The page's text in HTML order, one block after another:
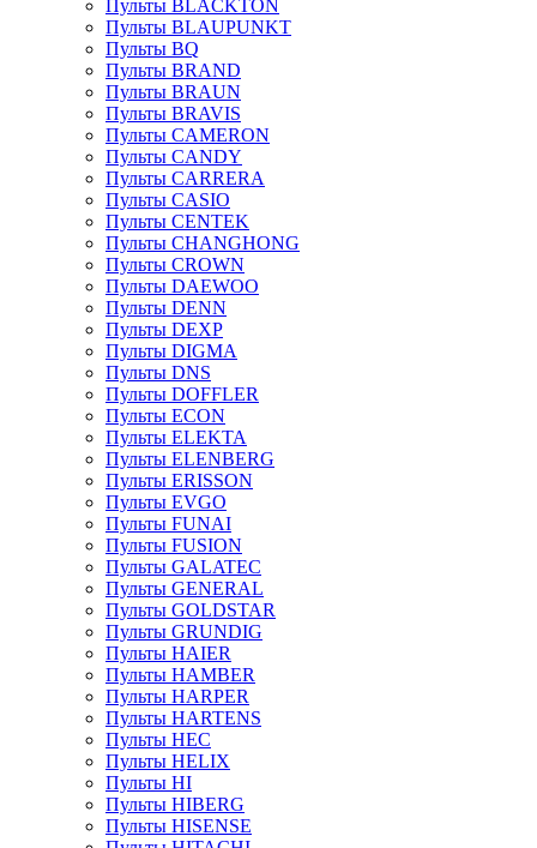
Пульты BLACKTON
Пульты BLAUPUNKT
Пульты BQ
Пульты BRAND
Пульты BRAUN
Пульты BRAVIS
Пульты CAMERON
Пульты CANDY
Пульты CARRERA
Пульты CASIO
Пульты CENTEK
Пульты CHANGHONG
Пульты CROWN
Пульты DAEWOO
Пульты DENN
Пульты DEXP
Пульты DIGMA
Пульты DNS
Пульты DOFFLER
Пульты ECON
Пульты ELEKTA
Пульты ELENBERG
Пульты ERISSON
Пульты EVGO
Пульты FUNAI
Пульты FUSION
Пульты GALATEC
Пульты GENERAL
Пульты GOLDSTAR
Пульты GRUNDIG
Пульты HAIER
Пульты HAMBER
Пульты HARPER
Пульты HARTENS
Пульты HEC
Пульты HELIX
Пульты HI
Пульты HIBERG
Пульты HISENSE